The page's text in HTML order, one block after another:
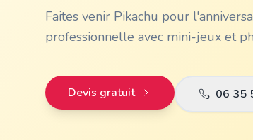
Faites venir Pikachu pour
professionnelle avec mini-jeux et
Devis gratuit 06 35